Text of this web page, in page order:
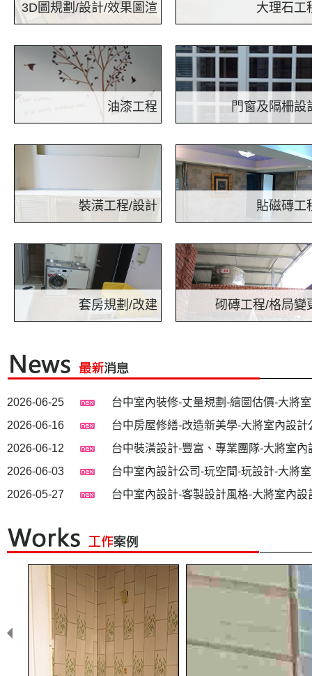
3D圖規劃/設計/效果圖渲
劃新家，可以預視新家完工後的
模樣。
大理石工
據了我們最常用的『生活空間
，也是我們最常『踏』的到
『生活空間』
油漆工程
託，達到您最滿意的服務品質與
門窗及隔柵設
計. 窗門的整體設計簡潔俐落，
料及工藝，應用於許多講求品
及設計感
裝潢工程/設計
裝潢,水電檢測.油漆粉刷,高壓灌
注止,漏壁癌處理,衛浴更新,泥作
修補,系統櫥櫃.
貼磁磚工
磁磚-無灰塵-微聲音-打針灌
套房規劃/改建
程統包。精準掌握隔音、獨立水
電、高排水分流與法規申辦，為
套房。
砌磚工程/格局變
紮實植筋與高承重泥作工藝，
2015-06-26
經常採用抬高地紐約的雜誌台中舊屋翻
2015-06-26
每一個環節的工台中室內裝修作同仁都
如果心愛的沙台中舊屋翻修發
2015-06-26
2026-07-10
台中室內設計-質感設計-打造優質美學空
2026-06-25
台中室內裝修-丈量規劃-繪圖估價-大將
2026-06-16
台中房屋修繕-改造新美學-大將室內設計
2026-06-12
台中裝潢設計-豐富、專業團隊-大將室內
2026-06-03
台中室內設計公司-玩空間-玩設計-大將
2026-05-27
台中室內設計-客製設計風格-大將室內設
2026-05-20
台中舊屋翻新-翻修基礎工程-創造新生活
2026-05-18
台中室內裝修-商業設計-大將室內設計公
2026-05-18
系統櫥櫃工廠直營專業品質-大將室內設
2026-05-14
傢俱工廠直營台灣生產製造傢俱品質安
2026-05-12
廠直營批價輕鬆實現夢想家居-大將室內
2026-05-08
系統家具小資最愛，極簡現代風廚具-大